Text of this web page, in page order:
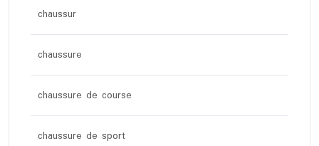
chaussur
chaussure
chaussure de course
chaussure de sport